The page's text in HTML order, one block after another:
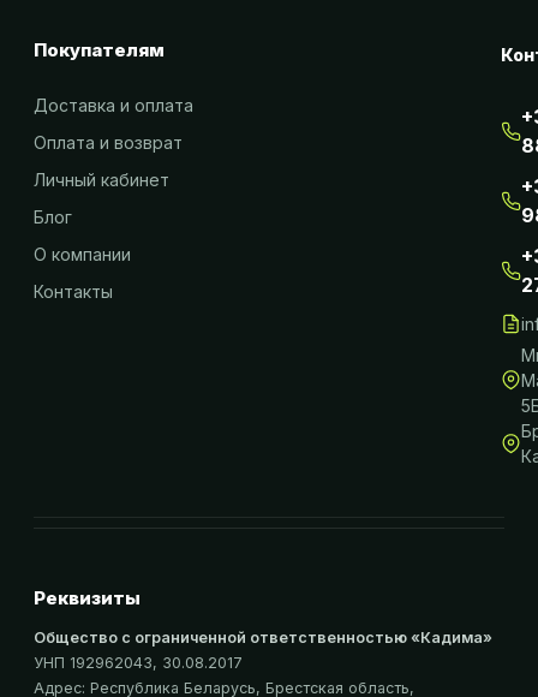
Покупателям
Доставка и оплата
Оплата и возврат
Личный кабинет
Блог
О компании
Контакты
Реквизиты
Общество с ограниченной ответственностью «Кадима»
УНП 192962043, 30.08.2017
Адрес: Республика Беларусь, Брестская область,